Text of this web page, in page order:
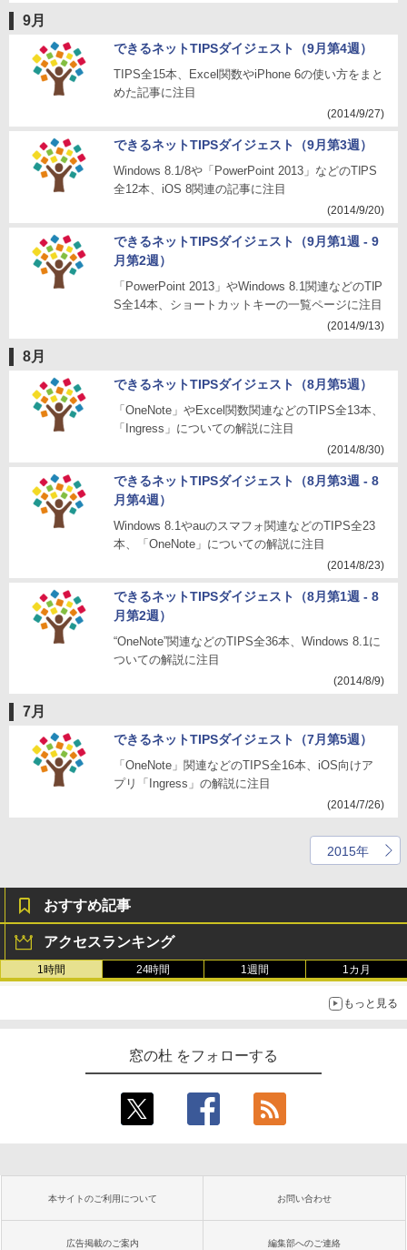
9月
できるネットTIPSダイジェスト（9月第4週）
TIPS全15本、Excel関数やiPhone 6の使い方をまと
めた記事に注目
(2014/9/27)
できるネットTIPSダイジェスト（9月第3週）
Windows 8.1/8や「PowerPoint 2013」などのTIPS
全12本、iOS 8関連の記事に注目
(2014/9/20)
できるネットTIPSダイジェスト（9月第1週 - 9
月第2週）
「PowerPoint 2013」やWindows 8.1関連などのTIP
S全14本、ショートカットキーの一覧ページに注目
(2014/9/13)
8月
できるネットTIPSダイジェスト（8月第5週）
「OneNote」やExcel関数関連などのTIPS全13本、
「Ingress」についての解説に注目
(2014/8/30)
できるネットTIPSダイジェスト（8月第3週 - 8
月第4週）
Windows 8.1やauのスマフォ関連などのTIPS全23
本、「OneNote」についての解説に注目
(2014/8/23)
できるネットTIPSダイジェスト（8月第1週 - 8
月第2週）
“OneNote”関連などのTIPS全36本、Windows 8.1に
ついての解説に注目
(2014/8/9)
7月
できるネットTIPSダイジェスト（7月第5週）
「OneNote」関連などのTIPS全16本、iOS向けア
プリ「Ingress」の解説に注目
(2014/7/26)
2015年
おすすめ記事
アクセスランキング
1時間 24時間 1週間 1カ月
もっと見る
窓の杜 をフォローする
本サイトのご利用について お問い合わせ
広告掲載のご案内 編集部へのご連絡